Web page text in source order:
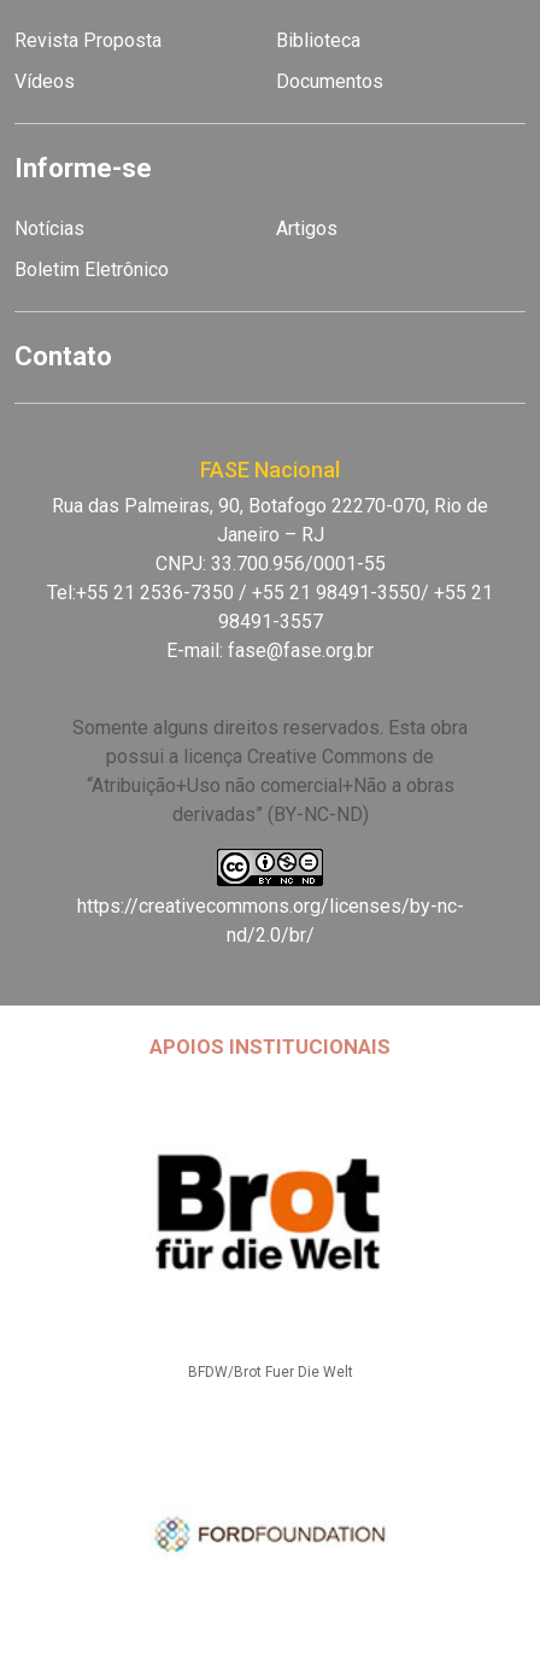
Revista Proposta
Biblioteca
Vídeos
Documentos
Informe-se
Notícias
Artigos
Boletim Eletrônico
Contato
FASE Nacional
Rua das Palmeiras, 90, Botafogo 22270-070, Rio de
Janeiro – RJ
CNPJ: 33.700.956/0001-55
Tel:+55 21 2536-7350 / +55 21 98491-3550/ +55 21
98491-3557
E-mail: fase@fase.org.br
Somente alguns direitos reservados. Esta obra
possui a licença Creative Commons de
“Atribuição+Uso não comercial+Não a obras
derivadas” (BY-NC-ND)
https://creativecommons.org/licenses/by-nc-
nd/2.0/br/
APOIOS INSTITUCIONAIS
BFDW/Brot Fuer Die Welt